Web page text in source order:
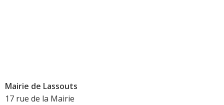
Mairie de Lassouts
17 rue de la Mairie